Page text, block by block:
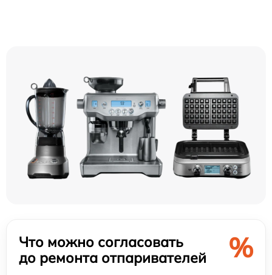
Что можно согласовать
до ремонта отпаривателей
%